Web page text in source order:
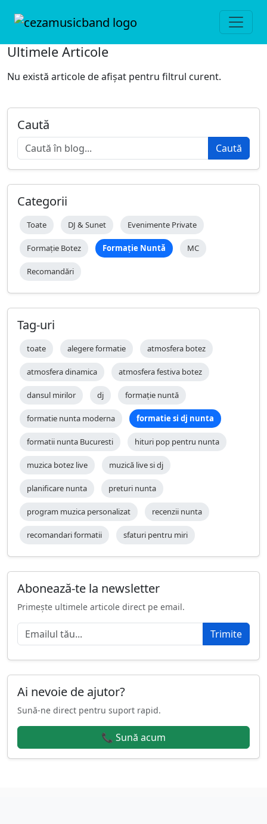
Ultimele Articole
Nu există articole de afișat pentru filtrul curent.
Caută
Caută
Categorii
Toate DJ & Sunet Evenimente Private
Formație Botez Formație Nuntă MC
Recomandări
Tag-uri
toate alegere formatie atmosfera botez
atmosfera dinamica atmosfera festiva botez
dansul mirilor dj formație nuntă
formatie nunta moderna formatie si dj nunta
formatii nunta Bucuresti hituri pop pentru nunta
muzica botez live muzică live si dj
planificare nunta preturi nunta
program muzica personalizat recenzii nunta
recomandari formatii sfaturi pentru miri
Abonează-te la newsletter
Primește ultimele articole direct pe email.
Trimite
Ai nevoie de ajutor?
Sună-ne direct pentru suport rapid.
📞 Sună acum